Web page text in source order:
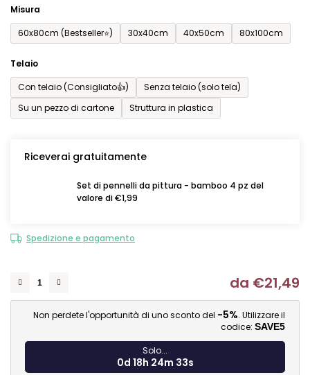
Misura
60x80cm (Bestseller⭐)
30x40cm 40x50cm 80x100cm
Telaio
Con telaio (Consigliato👍)
Senza telaio (solo tela)
Su un pezzo di cartone
Struttura in plastica
Riceverai gratuitamente
Set di pennelli da pittura - bamboo 4 pz del
valore di €1,99
Spedizione e pagamento
da €21,49
Non perdete l'opportunità di uno sconto del -5%. Utilizzare il
codice: SAVE5
Solo...
0d 18h 24m 32s